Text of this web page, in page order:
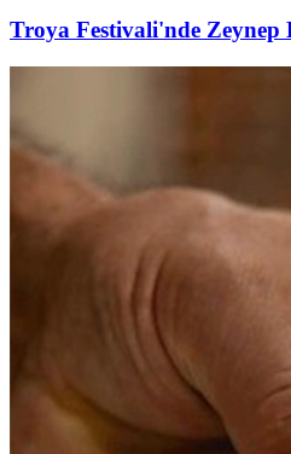
Troya Festivali'nde Zeynep